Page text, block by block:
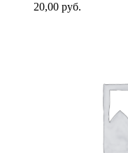
20,00 руб.